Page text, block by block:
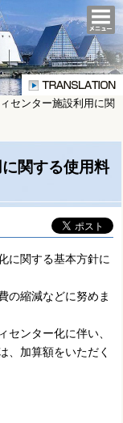
センター施設利用に関
関する使用料
に関する基本方針に
の縮減などに努めま
ンター化に伴い、
、加算額をいただく